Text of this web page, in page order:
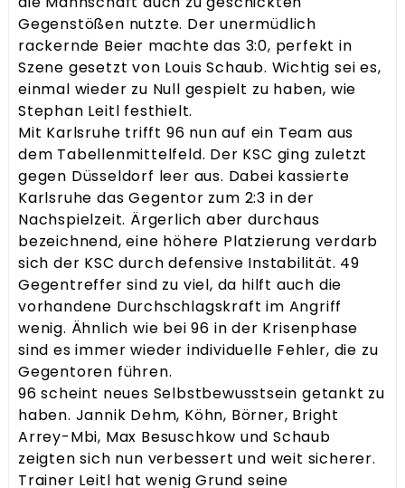
Gegenstößen nutzte. Der unermüdlich
rackernde Beier machte das 3:0, perfekt in
Szene gesetzt von Louis Schaub. Wichtig sei es,
einmal wieder zu Null gespielt zu haben, wie
Stephan Leitl festhielt.
Mit Karlsruhe trifft 96 nun auf ein Team aus
dem Tabellenmittelfeld. Der KSC ging zuletzt
gegen Düsseldorf leer aus. Dabei kassierte
Karlsruhe das Gegentor zum 2:3 in der
Nachspielzeit. Ärgerlich aber durchaus
bezeichnend, eine höhere Platzierung verdarb
sich der KSC durch defensive Instabilität. 49
Gegentreffer sind zu viel, da hilft auch die
vorhandene Durchschlagskraft im Angriff
wenig. Ähnlich wie bei 96 in der Krisenphase
sind es immer wieder individuelle Fehler, die zu
Gegentoren führen.
96 scheint neues Selbstbewusstsein getankt zu
haben. Jannik Dehm, Köhn, Börner, Bright
Arrey-Mbi, Max Besuschkow und Schaub
zeigten sich nun verbessert und weit sicherer.
Trainer Leitl hat wenig Grund seine